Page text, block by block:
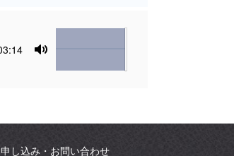
Mute
Volume
し込み・お問い合わせ